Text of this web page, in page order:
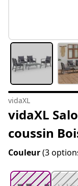
vidaXL
vidaXL
coussin
Couleur(3